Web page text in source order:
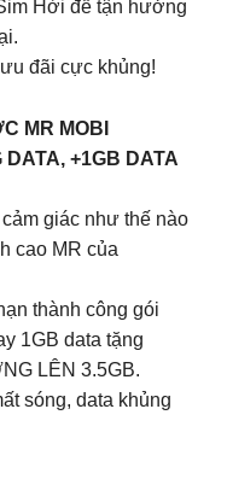
Hời để tận hưởng
đãi cực khủng!
MR MOBI
DATA, +1GB DATA
giác như thế nào
cao MR của
thành công gói
1GB data tặng
LÊN 3.5GB.
sóng, data khủng